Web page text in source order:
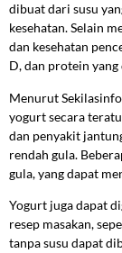
dibuat dari susu
kesehatan. Selain
dan kesehatan
D, dan protein
Menurut
yogurt secara
dan penyakit
rendah gula.
gula, yang dapat
Yogurt juga dapat
resep masakan,
tanpa susu dapat